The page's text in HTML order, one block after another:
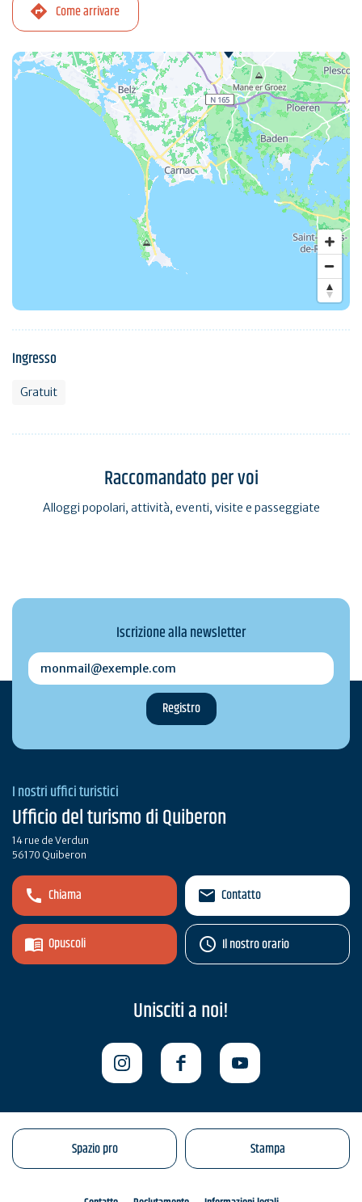
Come arrivare
Ingresso
Gratuit
Raccomandato per voi
Alloggi popolari, attività, eventi, visite e passeggiate
Iscrizione alla newsletter
monmail@exemple.com
I nostri uffici turistici
Ufficio del turismo di Quiberon
14 rue de Verdun
56170 Quiberon
Chiama
Opuscoli
Contatto
Il nostro orario
Unisciti a noi!
Spazio pro Stampa